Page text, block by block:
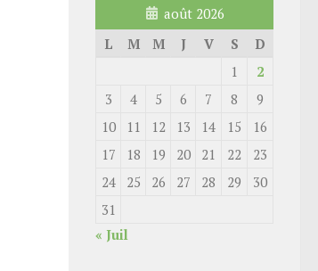
août 2026
L
M M J V S
D
1
2
3
4 5 6 7 8
9
10
11 12 13 14 15
16
17
18 19 20 21 22
23
24
25 26 27 28 29
30
31
« Juil